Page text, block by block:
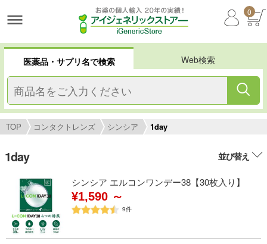
0
医薬品・サプリ名で検索 Web検索
TOP コンタクトレンズ シンシア 1day
1day 並び替え
シンシア エルコンワンデー38【30枚入り】
¥1,590 ～
9件